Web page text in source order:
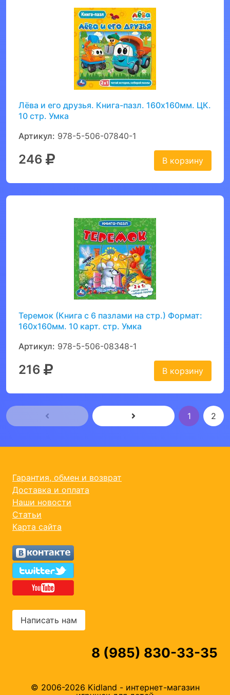
Лёва и его друзья. Книга-пазл. 160х160мм. ЦК.
10 стр. Умка
Артикул: 978-5-506-07840-1
246 В корзину
Теремок (Книга с 6 пазлами на стр.) Формат:
160х160мм. 10 карт. стр. Умка
Артикул: 978-5-506-08348-1
216 В корзину
1 2
Гарантия, обмен и возврат
Доставка и оплата
Наши новости
Статьи
Карта сайта
Написать нам
8 (985) 830-33-35
© 2006-2026 Kidland - интернет-магазин